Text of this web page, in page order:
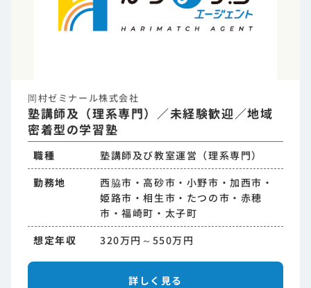
岡村ゼミナール株式会社
塾講師及（理系専門）／未経験歓迎／地域
密着型の学習塾
職種
塾講師及び教室運営（理系専門）
勤務地
西脇市・高砂市・小野市・加西市・
姫路市・相生市・たつの市・赤穂
市・福崎町・太子町
想定年収
320万円～550万円
詳しく見る